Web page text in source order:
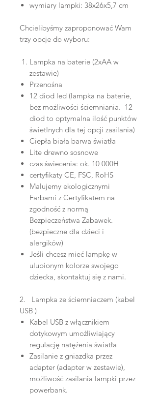
wymiary lampki: 38x26x5,7 cm
Chcielibyśmy zaproponować Wam
trzy opcje do wyboru:
Lampka na baterie (2xAA w
zestawie)
Przenośna
12 diod led (lampka na baterie,
bez możliwości ściemniania. 12
diod to optymalna ilość punktów
świetlnych dla tej opcji zasilania)
Ciepła biała barwa światła
Lite drewno sosnowe
czas świecenia: ok. 10 000H
certyfikaty CE, FSC, RoHS
Malujemy ekologicznymi
Farbami z Certyfikatem na
zgodność z normą
Bezpieczeństwa Zabawek.
(bezpieczne dla dzieci i
alergików)
Jeśli chcesz mieć lampkę w
ulubionym kolorze swojego
dziecka, skontaktuj się z nami.
2. Lampka ze ściemniaczem (kabel
USB )
Kabel USB z włącznikiem
dotykowym umożliwiający
regulację natężenia światła
Zasilanie z gniazdka przez
adapter (adapter w zestawie),
możliwość zasilania lampki przez
powerbank.